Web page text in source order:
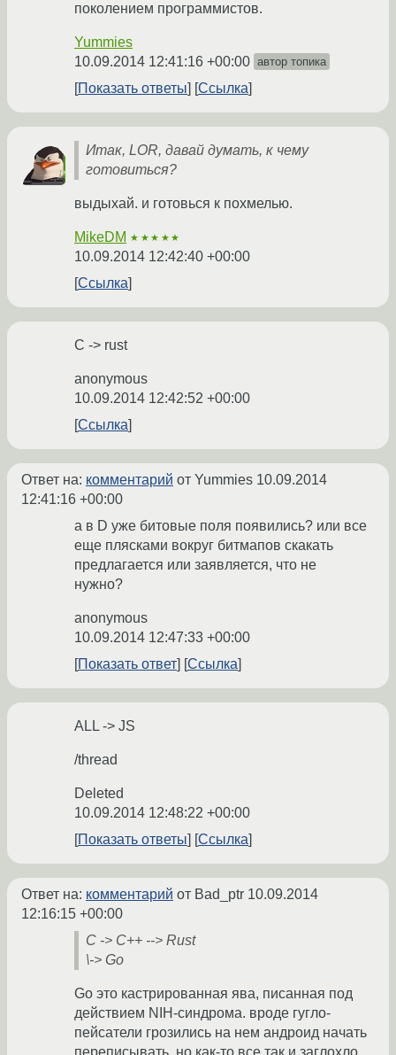
поколением программистов.
Yummies
10.09.2014 12:41:16 +00:00 автор топика
Показать ответы Ссылка
Итак, LOR, давай думать, к чему
готовиться?
выдыхай. и готовься к похмелью.
MikeDM ★★★★★
10.09.2014 12:42:40 +00:00
Ссылка
C -> rust
anonymous
10.09.2014 12:42:52 +00:00
Ссылка
Ответ на: комментарий от Yummies 10.09.2014
12:41:16 +00:00
а в D уже битовые поля появились? или все
еще плясками вокруг битмапов скакать
предлагается или заявляется, что не
нужно?
anonymous
10.09.2014 12:47:33 +00:00
Показать ответ
Ссылка
ALL -> JS
/thread
Deleted
10.09.2014 12:48:22 +00:00
Показать ответы
Ссылка
Ответ на: комментарий от Bad_ptr 10.09.2014
12:16:15 +00:00
C -> C++ --> Rust
\-> Go
Go это кастрированная ява, писанная под
действием NIH-синдрома. вроде гугло-
пейсатели грозились на нем андроид начать